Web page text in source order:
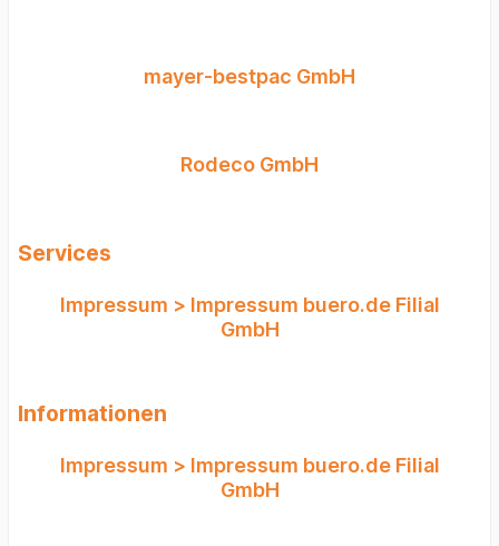
mayer-bestpac GmbH
Rodeco GmbH
Services
Impressum > Impressum buero.de Filial
GmbH
Informationen
Impressum > Impressum buero.de Filial
GmbH